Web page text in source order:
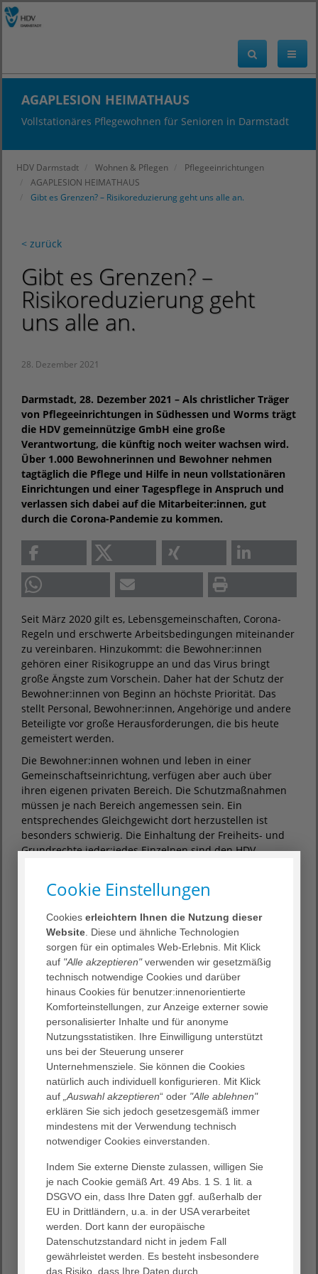
AGAPLESION HEIMATHAUS
Vollstationäres Pflegewohnen für Senioren in Darmstadt
HDV Darmstadt Wohnen & Pflegen
Pflegeeinrichtungen
AGAPLESION HEIMATHAUS
Gibt es Grenzen? – Risikoreduzierung geht uns alle an.
< zurück
Gibt es Grenzen? –
Risikoreduzierung geht
uns alle an.
28. Dezember 2021
Darmstadt, 28. Dezember 2021 – Als christlicher Träger
von Pflegeeinrichtungen in Südhessen und Worms trägt
die HDV gemeinnützige GmbH eine große
Verantwortung, die künftig noch weiter wachsen wird.
Über 1.000 Bewohnerinnen und Bewohner nehmen
tagtäglich die Pflege und Hilfe in neun vollstationären
Einrichtungen und einer Tagespflege in Anspruch und
verlassen sich dabei auf die Mitarbeiter:innen, gut
durch die Corona-Pandemie zu kommen.
Seit März 2020 gilt es, Lebensgemeinschaften, Corona-
Regeln und erschwerte Arbeitsbedingungen miteinander
zu vereinbaren. Hinzukommt: die Bewohner:innen
gehören einer Risikogruppe an und das Virus bringt
große Ängste zum Vorschein. Daher hat der Schutz der
Bewohner:innen von Beginn an höchste Priorität. Das
stellt Personal, Bewohner:innen, Angehörige und andere
Beteiligte vor große Herausforderungen, die bis heute
gemeistert werden.
Die Bewohner:innen wohnen und leben in einer
Gemeinschaftseinrichtung, verfügen aber auch über
ihren eigenen privaten Bereich. Die Schutzmaßnahmen
müssen je nach Bereich angemessen sein. Ein
entsprechendes Gleichgewicht dort herzustellen ist
besonders schwierig. Die Einhaltung der Freiheits- und
Grundrechte jeder:jedes Einzelnen sind den HDV-
gewahrt werden.
Nachdem im Herbst und Winter 2020 die Infektionsraten
in Deutschland in die Höhe schnellten, fieberten alle
Beteiligten der Zulassung der Impfstoffe entgegen. An
Weihnachten 2020 fiel der Startschuss. Die
Mitarbeitenden in den Einrichtungen zeigten enorme
Einsatzbereitschaft und machten die Impfungen über
Nacht möglich. Die Informationsübermittlung und
Beratung aller Bewohner:innen und Angehörigen sowie
der eigenen Belegschaft fand umgehend statt. Viel
Bürokratie und Aufwand: Planung der Abläufe, Einholung
der Einwilligungen, Koordination und Begleitung der
Impftermine mit den Impfteams, Nachbereitung – alles
zusätzlich zum ohnehin schon vollbepackten Pflegealltag.
Auf der Tagesordnung stand und steht immer noch die
Versorgung und Betreuung der Bewohner:innen, PoC-
Schnelltestungen von Bewohner:innen, Mitarbeiter:innen
und Besuchern und vieles mehr.
Der außerordentliche Mehraufwand wird bis heute
gemeistert. Wie das geht? – Nur als Gemeinschaft. Die
Mitarbeiter:innen ziehen an einem Strang und
engagieren sich gewissenhaft in der Umsetzung der
verordneten Maßnahmen, die oftmals über das durch
Bundes- und Landesverordnung geforderte Maß
hinausgehen. Das ist – vor allem nach 22 Monaten
kräftezehrender Pandemiebewältigung – nicht
Cookie Einstellungen
Cookieserleichtern Ihnen die Nutzung dieser
Website . Diese und ähnliche Technologien
sorgen für ein optimales Web-Erlebnis. Mit Klick
auf "Alle akzeptieren"verwenden wir gesetzmäßig
technisch notwendige Cookies und darüber
hinaus Cookies für benutzer:innenorientierte
Komforteinstellungen, zur Anzeige externer sowie
personalisierter Inhalte und für anonyme
Nutzungsstatistiken. Ihre Einwilligung unterstützt
uns bei der Steuerung unserer
Unternehmensziele. Sie können die Cookies
natürlich auch individuell konfigurieren. Mit Klick
auf „Auswahl akzeptieren“ oder "Alle ablehnen"
erklären Sie sich jedoch gesetzesgemäß immer
mindestens mit der Verwendung technisch
notwendiger Cookies einverstanden.
Indem Sie externe Dienste zulassen, willigen Sie
je nach Cookie gemäß Art. 49 Abs. 1 S. 1 lit. a
DSGVO ein, dass Ihre Daten ggf. außerhalb der
EU in Drittländern, u.a. in der USA verarbeitet
werden. Dort kann der europäische
Datenschutzstandard nicht in jedem Fall
gewährleistet werden. Es besteht insbesondere
das Risiko, dass Ihre Daten durch